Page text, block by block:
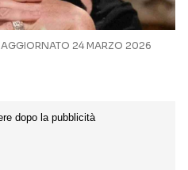
AGGIORNATO 24 MARZO 2026